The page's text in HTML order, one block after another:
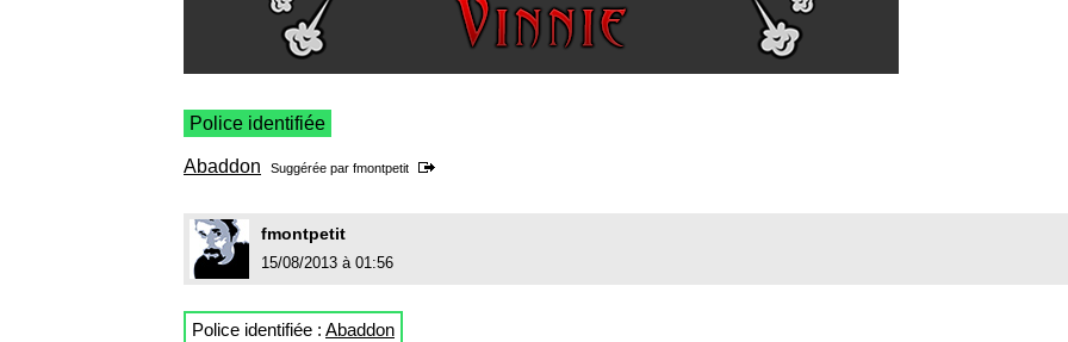
Police identifiée
Abaddon Suggérée par fmontpetit
fmontpetit
15/08/2013 à 01:56
Police identifiée : Abaddon